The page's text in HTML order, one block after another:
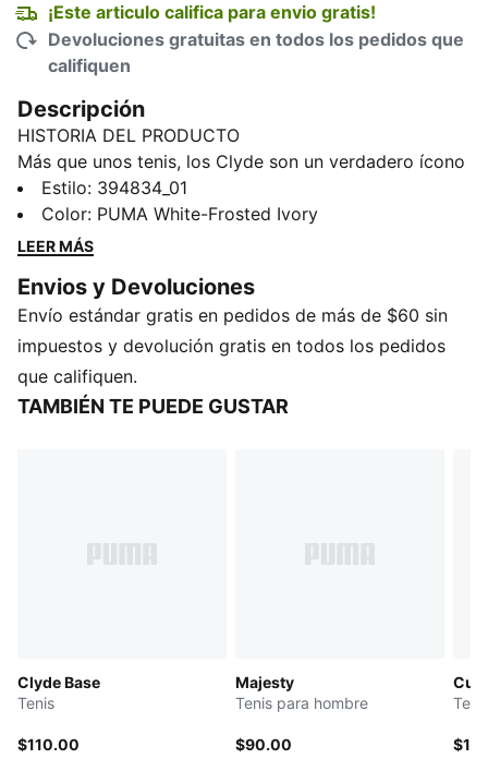
¡Este articulo califica para envio gratis!
Devoluciones gratuitas en todos los pedidos que
califiquen
Descripción
HISTORIA DEL PRODUCTO
Más que unos tenis, los Clyde son un verdadero ícono
de los archivos PUMA. Al igual que su homónimo, Walt
“Clyde” Frazier, estos tenis encarnan la moda, cultura
y herencia del básquetbol, con confianza y estilo. Este
esta silueta icónica. Los Clyde Premium se mantienen
fieles a los clásico, con un empeine de cuero premium,
una Formstrip de nobuk y talón y lengüeta de gamuza
de grano grueso.
CARACTERÍSTICAS Y BENEFICIOS
Forro y plantilla de cuero
Entresuela de goma
Suela de goma
Estilo: 394834_01
Color: PUMA White-Frosted Ivory
LEER MÁS
Envios y Devoluciones
Envío estándar gratis en pedidos de más de $60 sin
impuestos y devolución gratis en todos los pedidos
que califiquen.
TAMBIÉN TE PUEDE GUSTAR
Clyde Base
Tenis
$110.00
Majesty
Tenis para hombre
$90.00